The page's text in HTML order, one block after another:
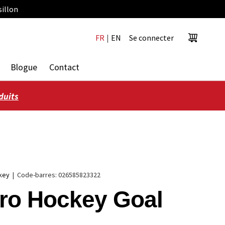
FR | EN Se connecter
Panier
Blogue Contact
|Code-barres: 026585823322
Hockey Goal